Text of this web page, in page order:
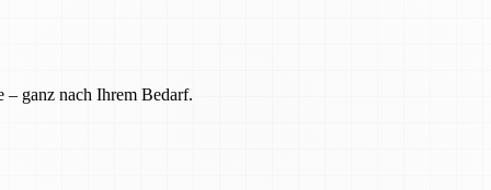
– ganz nach Ihrem Bedarf.